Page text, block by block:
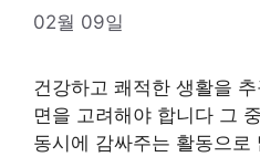
02월 09일
건강하고 쾌적한 생활을
면을 고려해야 합니다 그
동시에 감싸주는 활동으로